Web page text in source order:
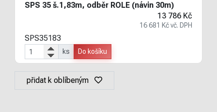
SPS 35 š.1,83m, odběr ROLE (návin 30m)
13 786 Kč
16 681 Kč vč. DPH
SPS35183
ks Do košíku
přidat k oblíbeným